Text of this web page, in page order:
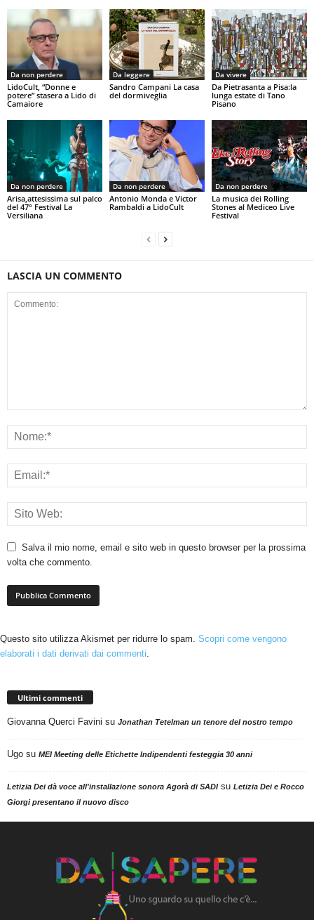
Da non perdere
LidoCult, “Donne e
potere” stasera a Lido di
Camaiore
Da leggere
Sandro Campani La casa
del dormiveglia
Da vivere
Da Pietrasanta a Pisa:la
lunga estate di Tano
Pisano
Da non perdere
Arisa,attesissima sul palco
del 47° Festival La
Versiliana
Da non perdere
Antonio Monda e Victor
Rambaldi a LidoCult
Da non perdere
La musica dei Rolling
Stones al Mediceo Live
Festival
LASCIA UN COMMENTO
Salva il mio nome, email e sito web in questo browser per la prossima
volta che commento.
Questo sito utilizza Akismet per ridurre lo spam. Scopri come vengono
elaborati i dati derivati dai commenti.
Ultimi commenti
Giovanna Querci Favini su Jonathan Tetelman un tenore del nostro tempo
Ugo su MEI Meeting delle Etichette Indipendenti festeggia 30 anni
Letizia Dei dà voce all'installazione sonora Agorà di SADIsu Letizia Dei e Rocco
Giorgi presentano il nuovo disco